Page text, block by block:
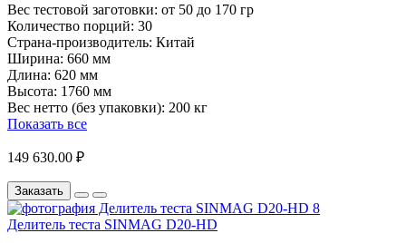
Вес тестовой заготовки: от 50 до 170 гр
Количество порций: 30
Страна-производитель: Китай
Ширина: 660 мм
Длина: 620 мм
Высота: 1760 мм
Вес нетто (без упаковки): 200 кг
Показать все
149 630.00 ₽
Заказать
Делитель теста SINMAG D20-HD